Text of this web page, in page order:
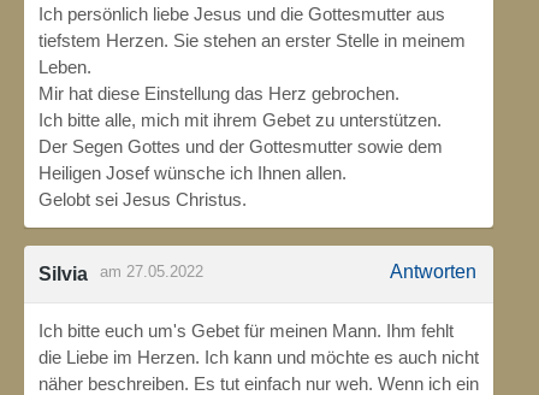
Ich persönlich liebe Jesus und die Gottesmutter aus
tiefstem Herzen. Sie stehen an erster Stelle in meinem
Leben.
Mir hat diese Einstellung das Herz gebrochen.
Ich bitte alle, mich mit ihrem Gebet zu unterstützen.
Der Segen Gottes und der Gottesmutter sowie dem
Heiligen Josef wünsche ich Ihnen allen.
Gelobt sei Jesus Christus.
Silvia am 27.05.2022 Antworten
Ich bitte euch um's Gebet für meinen Mann. Ihm fehlt
die Liebe im Herzen. Ich kann und möchte es auch nicht
näher beschreiben. Es tut einfach nur weh. Wenn ich ein